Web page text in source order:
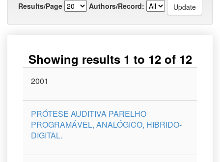
Results/Page
Authors/Record:
Showing results 1 to 12 of 12
Issue
2001
PRÓTESE AUDITIVA PARELHO
PROGRAMÁVEL, ANALÓGICO, HIBRIDO-
DIGITAL.